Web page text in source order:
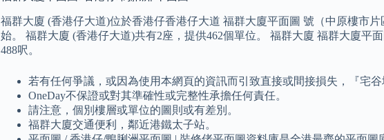
福群大廈 (香港仔大道)位於香港仔香港仔大道 福群大廈平面圖 號（中原樓市片
始。 福群大廈 (香港仔大道)共有2座，提供462個單位。 福群大廈 福群大廈平
488呎。
若有任何爭議，或因為使用本網頁的資訊而引致直接或間接損失，『宅谷
OneDay不保證或對其準確性或完整性承擔任何責任。
請注意，個別樓層或單位的圖則或有差別。
福群大廈交通便利，鄰近港鐵太子站。